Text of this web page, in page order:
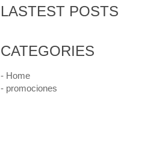
LASTEST POSTS
CATEGORIES
- Home
- promociones